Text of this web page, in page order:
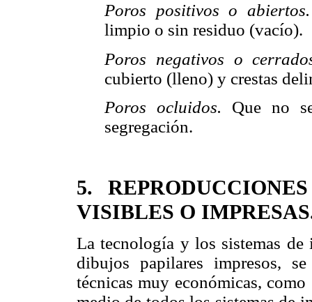
Poros positivos o
limpio o sin residuo (vacío).
Poros negativos o
cubierto (lleno) y crestas
Poros ocluidos. Que no
segregación.
5.
VISIBLES O
La tecnología y los sistemas de
dibujos papilares impresos,
técnicas muy económicas,